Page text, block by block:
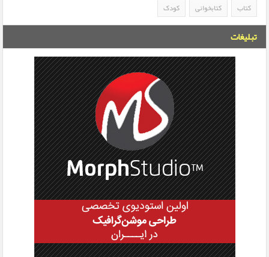
کتاب
کتابخوانی کودک
تبلیغات